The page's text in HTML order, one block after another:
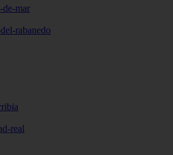
de-mar
rabanedo
real